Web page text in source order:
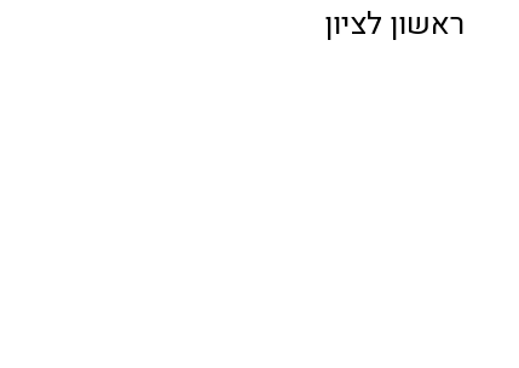
ראשון לציון